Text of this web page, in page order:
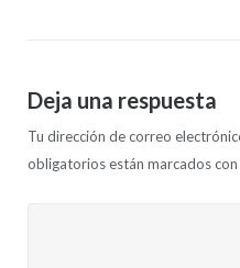
Deja una respuesta
Tu dirección de correo
obligatorios están marcados con